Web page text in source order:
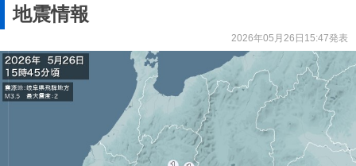
地震情報
2026年05月26日15:47発表